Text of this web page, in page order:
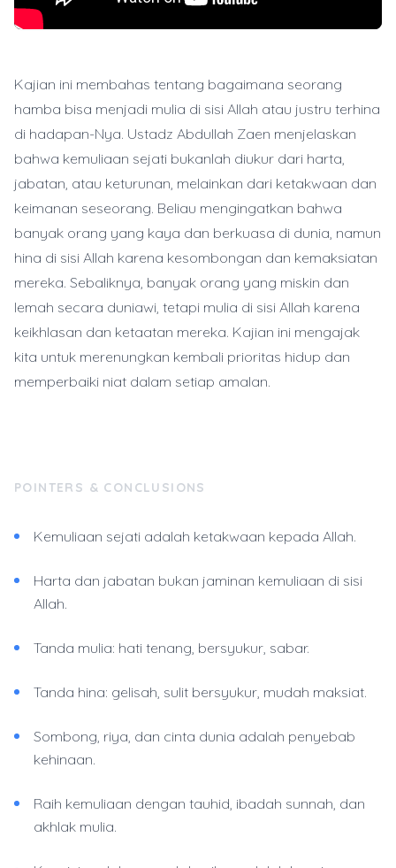
Kajian ini membahas tentang bagaimana seorang
hamba bisa menjadi mulia di sisi Allah atau justru terhina
di hadapan-Nya. Ustadz Abdullah Zaen menjelaskan
bahwa kemuliaan sejati bukanlah diukur dari harta,
jabatan, atau keturunan, melainkan dari ketakwaan dan
keimanan seseorang. Beliau mengingatkan bahwa
banyak orang yang kaya dan berkuasa di dunia, namun
hina di sisi Allah karena kesombongan dan kemaksiatan
mereka. Sebaliknya, banyak orang yang miskin dan
lemah secara duniawi, tetapi mulia di sisi Allah karena
keikhlasan dan ketaatan mereka. Kajian ini mengajak
kita untuk merenungkan kembali prioritas hidup dan
memperbaiki niat dalam setiap amalan.
POINTERS & CONCLUSIONS
Kemuliaan sejati adalah ketakwaan kepada Allah.
Harta dan jabatan bukan jaminan kemuliaan di sisi
Allah.
Tanda mulia: hati tenang, bersyukur, sabar.
Tanda hina: gelisah, sulit bersyukur, mudah maksiat.
Sombong, riya, dan cinta dunia adalah penyebab
kehinaan.
Raih kemuliaan dengan tauhid, ibadah sunnah, dan
akhlak mulia.